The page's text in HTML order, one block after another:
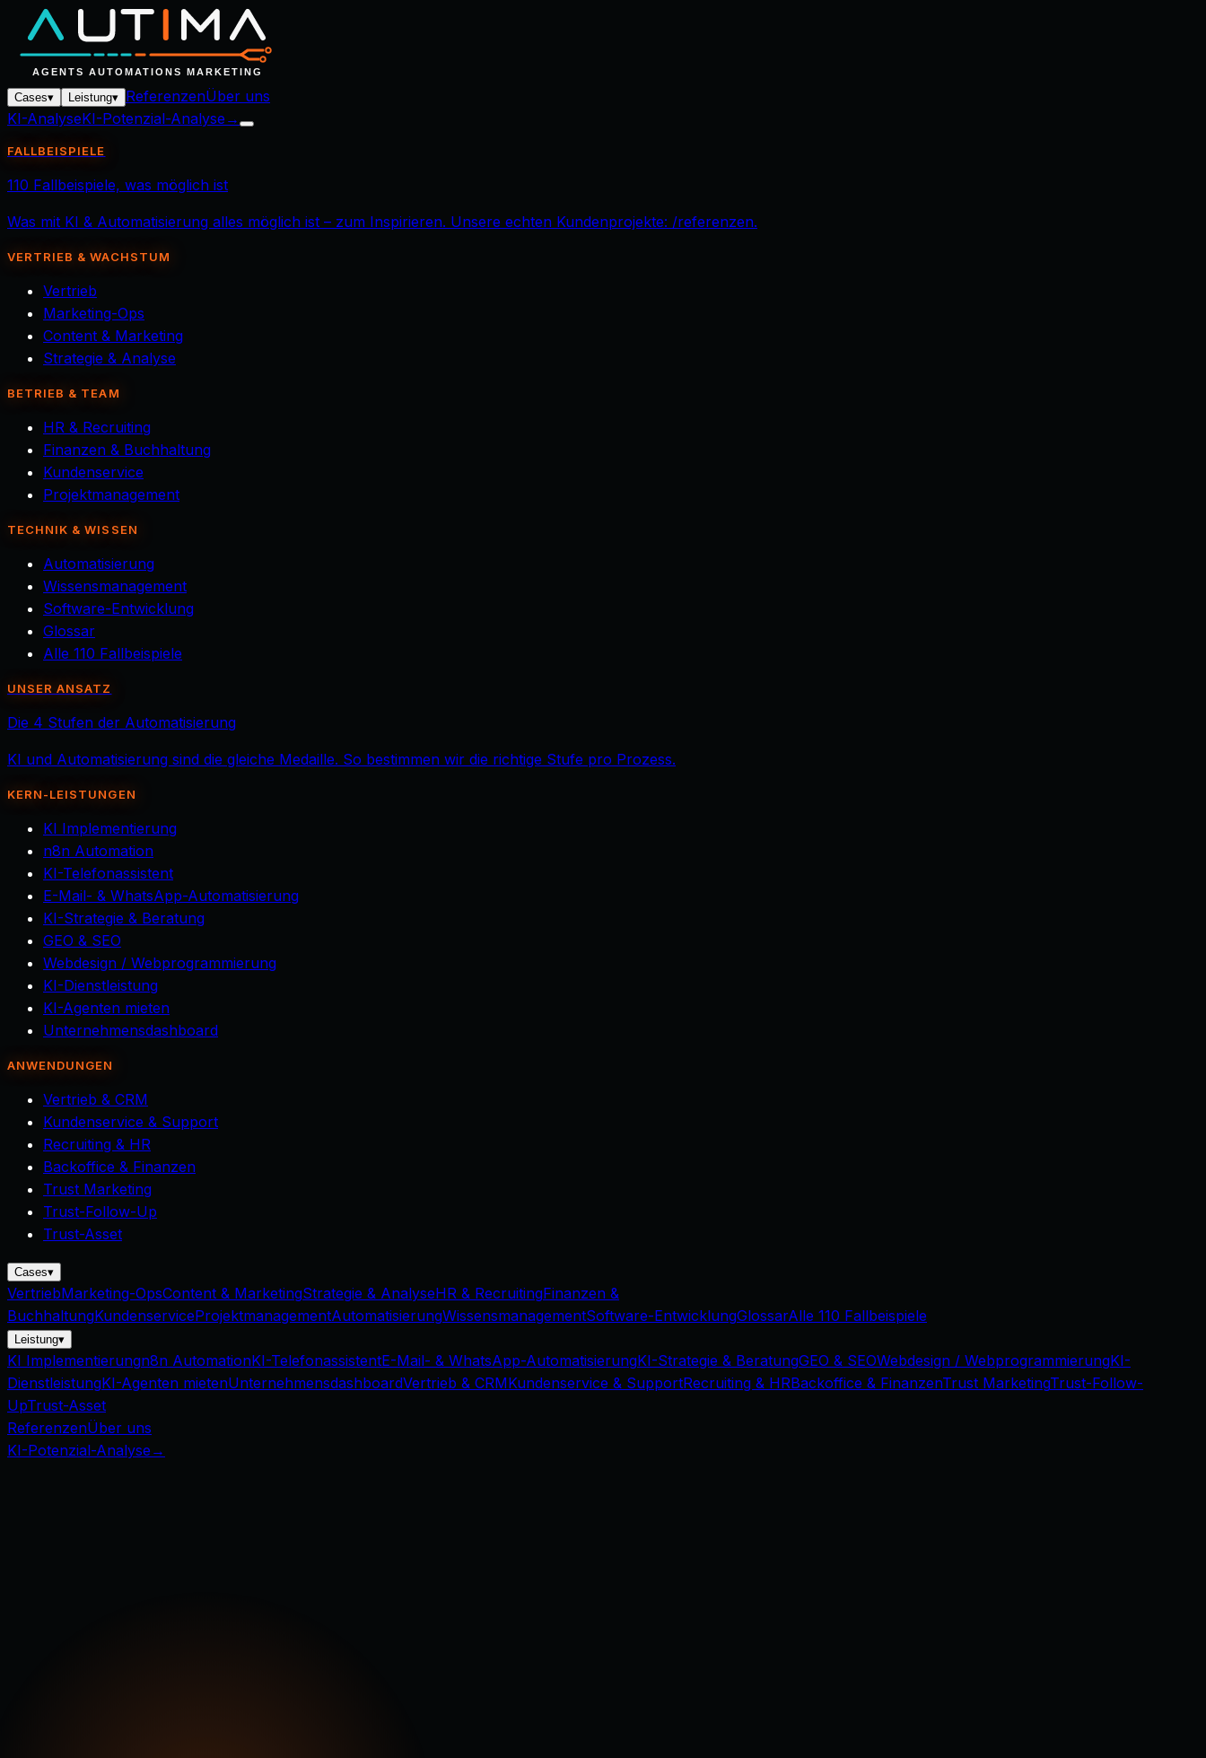
Cases▾ Leistung▾ ReferenzenÜber uns
KI-AnalyseKI-Potenzial-Analyse →
FALLBEISPIELE
110 Fallbeispiele, was möglich ist
Was mit KI & Automatisierung alles möglich ist – zum Inspirieren. Unsere echten Kundenprojekte: /referenzen.
VERTRIEB & WACHSTUM
Vertrieb
Marketing-Ops
Content & Marketing
Strategie & Analyse
BETRIEB & TEAM
HR & Recruiting
Finanzen & Buchhaltung
Kundenservice
Projektmanagement
TECHNIK & WISSEN
Automatisierung
Wissensmanagement
Software-Entwicklung
Glossar
Alle 110 Fallbeispiele
UNSER ANSATZ
Die 4 Stufen der Automatisierung
KI und Automatisierung sind die gleiche Medaille. So bestimmen wir die richtige Stufe pro Prozess.
KERN-LEISTUNGEN
KI Implementierung
n8n Automation
KI-Telefonassistent
E-Mail- & WhatsApp-Automatisierung
KI-Strategie & Beratung
GEO & SEO
Webdesign / Webprogrammierung
KI-Dienstleistung
KI-Agenten mieten
Unternehmensdashboard
ANWENDUNGEN
Vertrieb & CRM
Kundenservice & Support
Recruiting & HR
Backoffice & Finanzen
Trust Marketing
Trust-Follow-Up
Trust-Asset
Cases▾
VertriebMarketing-OpsContent & MarketingStrategie & AnalyseHR & RecruitingFinanzen &
BuchhaltungKundenserviceProjektmanagementAutomatisierungWissensmanagementSoftware-EntwicklungGlossarAlle 110 Fallbeispiele
Leistung▾
KI Implementierungn8n AutomationKI-TelefonassistentE-Mail- & WhatsApp-AutomatisierungKI-Strategie & BeratungGEO & SEOWebdesign / WebprogrammierungKI-
DienstleistungKI-Agenten mietenUnternehmensdashboardVertrieb & CRMKundenservice & SupportRecruiting & HRBackoffice & FinanzenTrust MarketingTrust-Follow-
UpTrust-Asset
ReferenzenÜber uns
KI-Potenzial-Analyse →